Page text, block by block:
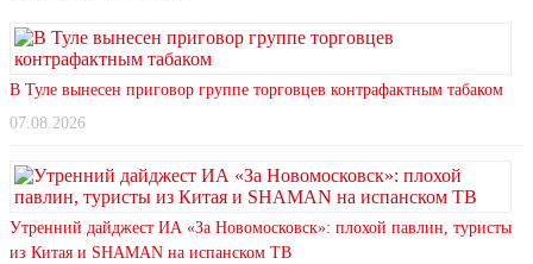
В Туле вынесен приговор группе торговцев контрафактным табаком
07.08.2026
Утренний дайджест ИА «За Новомосковск»: плохой павлин, туристы
из Китая и SHAMAN на испанском ТВ